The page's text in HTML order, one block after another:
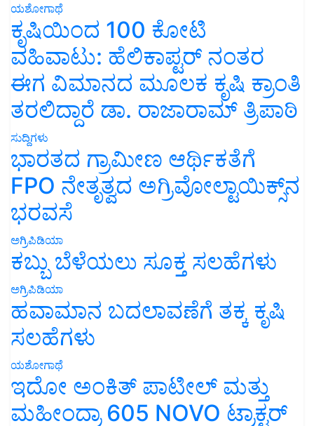
ಯಶೋಗಾಥೆ
ಕೃಷಿಯಿಂದ 100 ಕೋಟಿ
ವಹಿವಾಟು: ಹೆಲಿಕಾಪ್ಟರ್ ನಂತರ
ಈಗ ವಿಮಾನದ ಮೂಲಕ ಕೃಷಿ ಕ್ರಾಂತಿ
ತರಲಿದ್ದಾರೆ ಡಾ. ರಾಜಾರಾಮ್ ತ್ರಿಪಾಠಿ
ಸುದ್ದಿಗಳು
ಭಾರತದ ಗ್ರಾಮೀಣ ಆರ್ಥಿಕತೆಗೆ
FPO ನೇತೃತ್ವದ ಅಗ್ರಿವೋಲ್ಟಾಯಿಕ್ಸ್‌ನ
ಭರವಸೆ
ಅಗ್ರಿಪಿಡಿಯಾ
ಕಬ್ಬು ಬೆಳೆಯಲು ಸೂಕ್ತ ಸಲಹೆಗಳು
ಅಗ್ರಿಪಿಡಿಯಾ
ಹವಾಮಾನ ಬದಲಾವಣೆಗೆ ತಕ್ಕ ಕೃಷಿ
ಸಲಹೆಗಳು
ಯಶೋಗಾಥೆ
ಇದೋ ಅಂಕಿತ್ ಪಾಟೀಲ್ ಮತ್ತು
ಮಹೀಂದ್ರಾ 605 NOVO ಟ್ರಾಕ್ಟರ್